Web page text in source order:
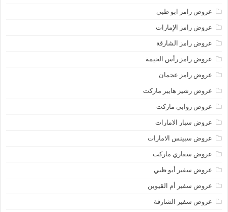
عروض رامز ابو ظبي
عروض رامز الإمارات
عروض رامز الشارقة
عروض رامز رأس الخيمة
عروض رامز عجمان
عروض رشيز هايبر ماركت
عروض روابي ماركت
عروض سبار الامارات
عروض سبينس الامارات
عروض سفاري ماركت
عروض سفير أبو ظبي
عروض سفير أم القيوين
عروض سفير الشارقة